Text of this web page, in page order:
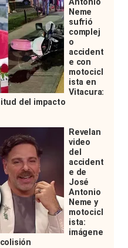
Neme
sufrió
complej
o
accident
e con
motocicl
ista en
Vitacura:
del impacto
Revelan
video
del
accident
e de
José
Antonio
Neme y
motocicl
ista:
imágene